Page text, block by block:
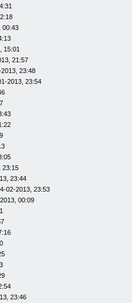
00:43
15:01
21:57
23:48
2013, 23:54
23:15
23:44
02-2013, 23:53
00:09
23:46